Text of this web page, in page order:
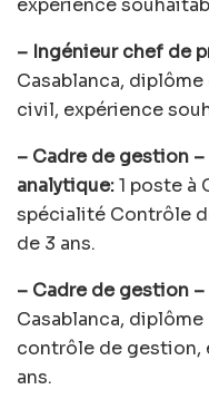
– Ingénieur chef de
Casablanca,
civil, expérience
– Cadre de gestion
analytique:1 poste à
spécialité Contrôle
de 3 ans.
– Cadre de gestion
Casablanca,
contrôle de gestion,
ans.